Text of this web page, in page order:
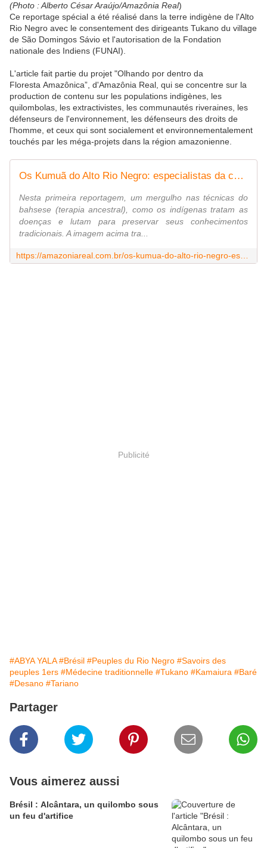
(Photo : Alberto César Araújo/Amazônia Real)
Ce reportage spécial a été réalisé dans la terre indigène de l'Alto
Rio Negro avec le consentement des dirigeants Tukano du village
de São Domingos Sávio et l'autorisation de la Fondation
nationale des Indiens (FUNAI).
L'article fait partie du projet "Olhando por dentro da
Floresta Amazônica”, d'Amazônia Real, qui se concentre sur la
production de contenu sur les populations indigènes, les
quilombolas, les extractivistes, les communautés riveraines, les
défenseurs de l'environnement, les défenseurs des droits de
l'homme, et ceux qui sont socialement et environnementalement
touchés par les méga-projets dans la région amazonienne.
Os Kumuã do Alto Rio Negro: especialistas da cura indígena - Amazônia Real
Nesta primeira reportagem, um mergulho nas técnicas do
bahsese (terapia ancestral), como os indígenas tratam as
doenças e lutam para preservar seus conhecimentos
tradicionais. A imagem acima tra...
Publicité
#ABYA YALA #Brésil #Peuples du Rio Negro #Savoirs des
peuples 1ers #Médecine traditionnelle #Tukano #Kamaiura #Baré
#Desano #Tariano
Partager
Vous aimerez aussi
Brésil : Alcântara, un quilombo sous
un feu d'artifice